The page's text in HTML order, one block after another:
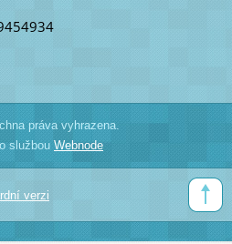
práva vyhrazena.
službouWebnode
verzi